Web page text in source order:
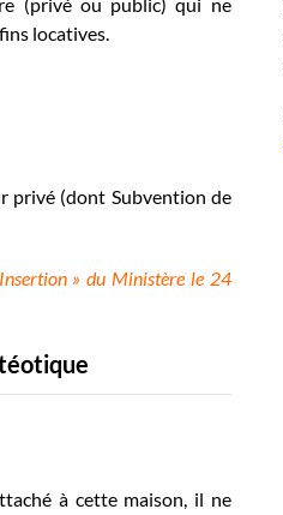
locatives.
privé (dont Subvention de
» du Ministère le 24
à cette maison, il ne